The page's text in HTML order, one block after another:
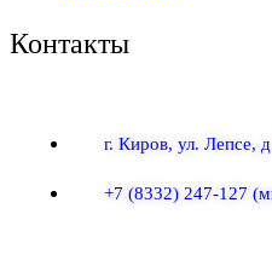
Контакты
г. Киров, ул. Лепсе,
+7 (8332) 247-127